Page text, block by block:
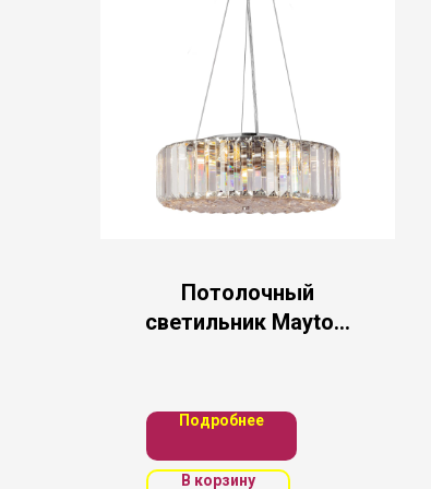
Потолочный
светильник Maytoni
Подробнее
В корзину